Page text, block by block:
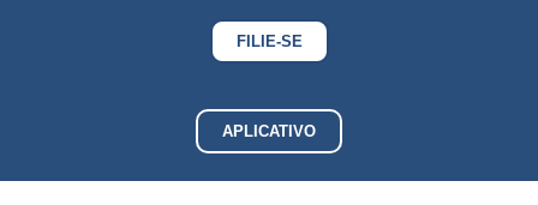
FILIE-SE
APLICATIVO